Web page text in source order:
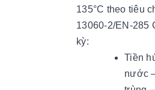
135°C theo tiêu
13060-2/EN-285
kỳ:
Tiền
nước